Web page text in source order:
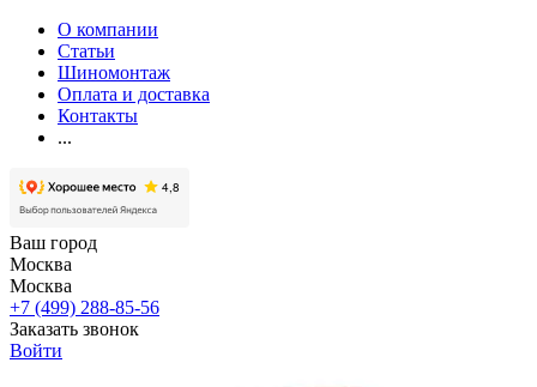
О компании
Статьи
Шиномонтаж
Оплата и доставка
Контакты
...
Ваш город
Москва
Москва
+7 (499) 288-85-56
Заказать звонок
Войти